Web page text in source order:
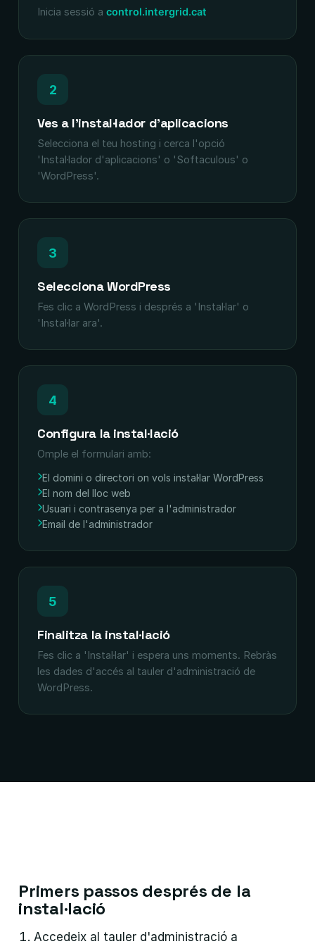
Inicia sessió a control.intergrid.cat
2
Ves a l'instal·lador d'aplicacions
Selecciona el teu hosting i cerca l'opció
'Instal·lador d'aplicacions' o 'Softaculous' o
'WordPress'.
3
Selecciona WordPress
Fes clic a WordPress i després a 'Instal·lar' o
'Instal·lar ara'.
4
Configura la instal·lació
Omple el formulari amb:
El domini o directori on vols instal·lar WordPress
El nom del lloc web
Usuari i contrasenya per a l'administrador
Email de l'administrador
5
Finalitza la instal·lació
Fes clic a 'Instal·lar' i espera uns moments. Rebràs
les dades d'accés al tauler d'administració de
WordPress.
Primers passos després de la
instal·lació
Accedeix al tauler d'administració a